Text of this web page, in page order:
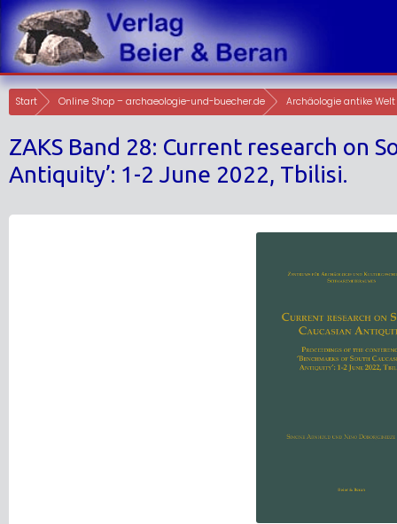
Skip
to
content
Start Online Shop – archaeologie-und-buecher.de Archäologie antike
ZAKS Band 28: Current research on
Antiquity’: 1-2 June 2022, Tbilisi.